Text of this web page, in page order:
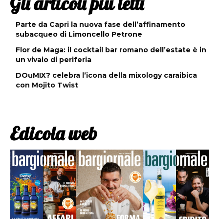
Parte da Capri la nuova fase dell’affinamento
subacqueo di Limoncello Petrone
Flor de Maga: il cocktail bar romano dell’estate è in
un vivaio di periferia
DOuMIX? celebra l’icona della mixology caraibica
con Mojito Twist
Edicola web